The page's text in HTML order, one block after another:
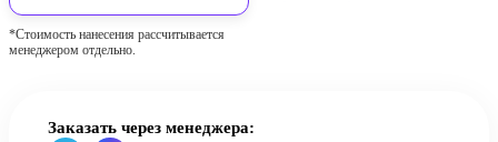
*Стоимость нанесения рассчитывается
менеджером отдельно.
Заказать через менеджера: